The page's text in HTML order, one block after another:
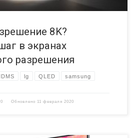
8K?
в экранах
разрешения
IDMS lg QLED samsung
Обновлено 11 февраля 2020